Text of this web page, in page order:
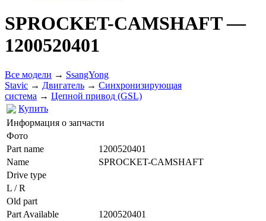
SPROCKET-CAMSHAFT—
1200520401
Все модели → SsangYong
Stavic → Двигатель → Cинхронизирующая
система → Цепной привод (GSL)
Купить
Информация о запчасти
Фото
Part name
1200520401
Name
SPROCKET-CAMSHAFT
Drive type
L / R
Old part
Part Available
1200520401